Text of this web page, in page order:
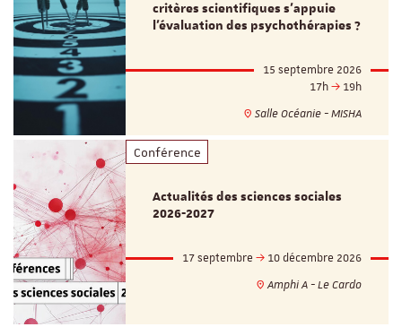
critères scientifiques s'appuie
l'évaluation des psychothérapies ?
15 septembre 2026
17h
19h
Salle Océanie - MISHA
Conférence
Actualités des sciences sociales
2026-2027
17 septembre
10 décembre 2026
Amphi A - Le Cardo